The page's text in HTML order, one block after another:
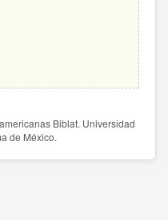
Biblat. Universidad
de México.